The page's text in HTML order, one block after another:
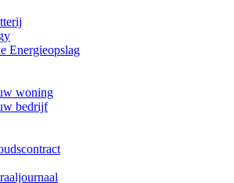
Energieopslag
woning
bedrijf